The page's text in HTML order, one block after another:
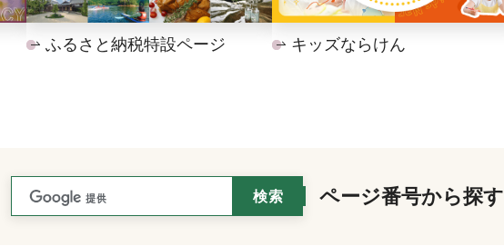
ふるさと納税特設ページ キッズならけん
ページ番号から探す